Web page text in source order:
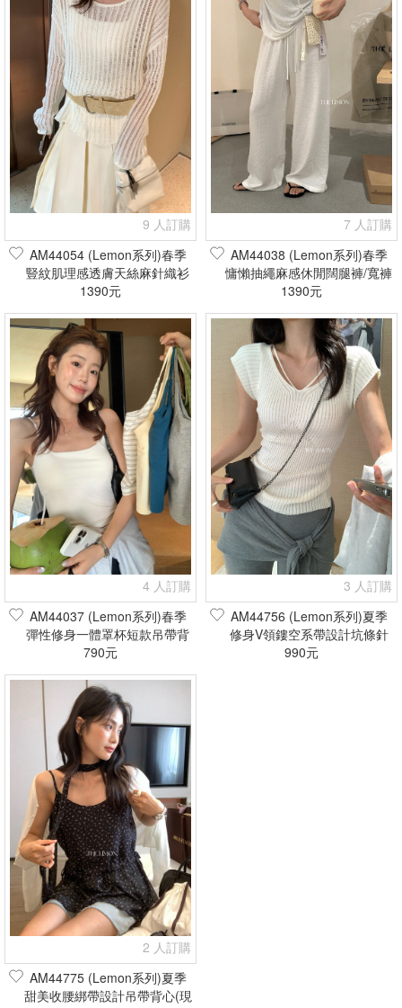
9 人訂購
AM44054 (Lemon系列)春季
豎紋肌理感透膚天絲麻針織衫
(現貨+預購)
1390元
7 人訂購
AM44038 (Lemon系列)春季
慵懶抽繩麻感休閒闊腿褲/寬褲
(現貨+預購)
1390元
4 人訂購
AM44037 (Lemon系列)春季
彈性修身一體罩杯短款吊帶背
心/bra top(現貨+預購)
790元
3 人訂購
AM44756 (Lemon系列)夏季
修身V領鏤空系帶設計坑條針
織衫(現貨+預購)
990元
2 人訂購
AM44775 (Lemon系列)夏季
甜美收腰綁帶設計吊帶背心(現